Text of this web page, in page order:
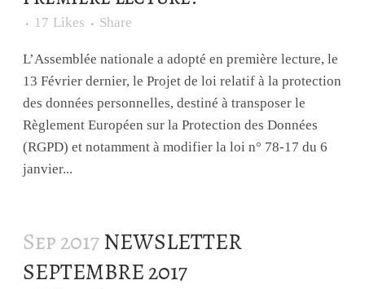
17 Likes Share
L’Assemblée nationale a adopté en première lecture, le
13 Février dernier, le Projet de loi relatif à la protection
des données personnelles, destiné à transposer le
Règlement Européen sur la Protection des Données
(RGPD) et notamment à modifier la loi n° 78-17 du 6
janvier...
Sep 2017NEWSLETTER
SEPTEMBRE 2017